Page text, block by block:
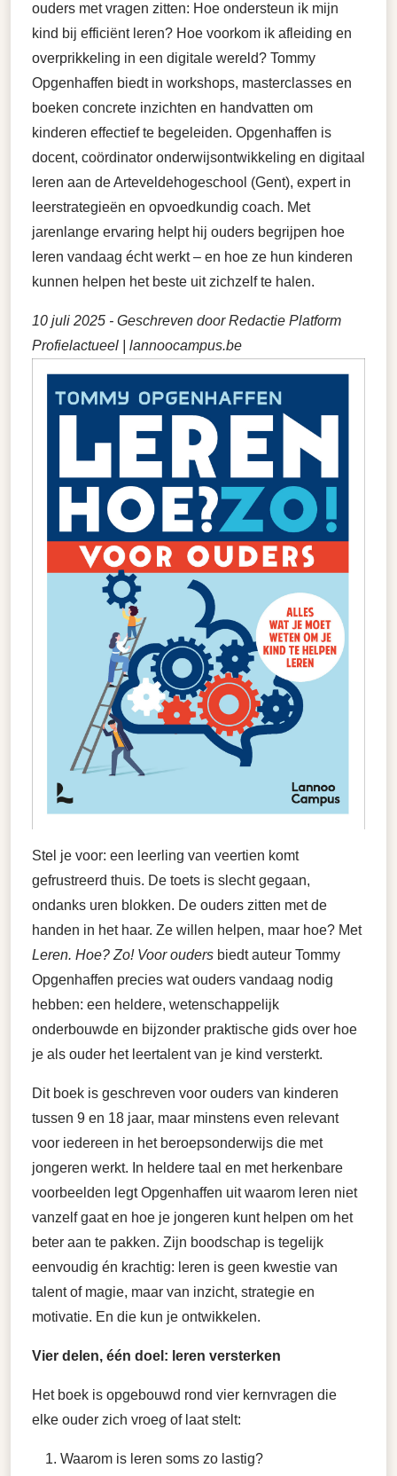
ouders met vragen zitten: Hoe ondersteun ik mijn
kind bij efficiënt leren? Hoe voorkom ik afleiding en
overprikkeling in een digitale wereld? Tommy
Opgenhaffen biedt in workshops, masterclasses en
boeken concrete inzichten en handvatten om
kinderen effectief te begeleiden. Opgenhaffen is
docent, coördinator onderwijsontwikkeling en digitaal
leren aan de Arteveldehogeschool (Gent), expert in
leerstrategieën en opvoedkundig coach. Met
jarenlange ervaring helpt hij ouders begrijpen hoe
leren vandaag écht werkt – en hoe ze hun kinderen
kunnen helpen het beste uit zichzelf te halen.
10 juli 2025 - Geschreven door Redactie Platform
Profielactueel | lannoocampus.be
Stel je voor: een leerling van veertien komt
gefrustreerd thuis. De toets is slecht gegaan,
ondanks uren blokken. De ouders zitten met de
handen in het haar. Ze willen helpen, maar hoe? Met
Leren. Hoe? Zo! Voor ouders biedt auteur Tommy
Opgenhaffen precies wat ouders vandaag nodig
hebben: een heldere, wetenschappelijk
onderbouwde en bijzonder praktische gids over hoe
je als ouder het leertalent van je kind versterkt.
Dit boek is geschreven voor ouders van kinderen
tussen 9 en 18 jaar, maar minstens even relevant
voor iedereen in het beroepsonderwijs die met
jongeren werkt. In heldere taal en met herkenbare
voorbeelden legt Opgenhaffen uit waarom leren niet
vanzelf gaat en hoe je jongeren kunt helpen om het
beter aan te pakken. Zijn boodschap is tegelijk
eenvoudig én krachtig: leren is geen kwestie van
talent of magie, maar van inzicht, strategie en
motivatie. En die kun je ontwikkelen.
Vier delen, één doel: leren versterken
Het boek is opgebouwd rond vier kernvragen die
elke ouder zich vroeg of laat stelt:
Waarom is leren soms zo lastig?